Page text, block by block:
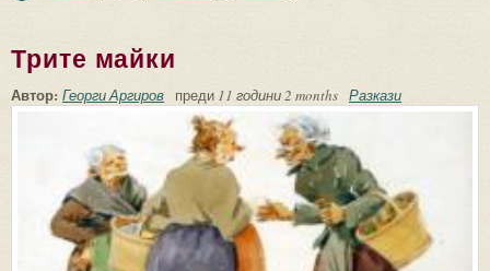
Трите майки
Автор: Георги Аргиров преди 11 години 2 months Разкази